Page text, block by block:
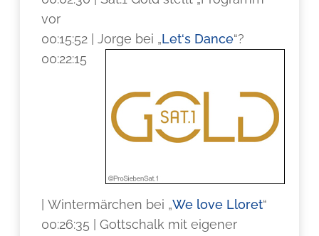
vor
00:15:52 | Jorge bei „Let‘s Dance“?
00:22:15
| Wintermärchen bei „We love Lloret“
00:26:35 | Gottschalk mit eigener